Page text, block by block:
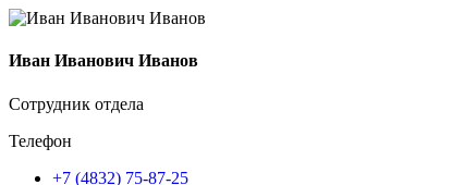
Иван Иванович Иванов
Сотрудник отдела
Телефон
+7 (4832) 75-87-25